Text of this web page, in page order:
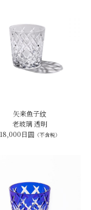
矢来鱼子纹
老玻璃 透明
18,000日圆 （不含税）